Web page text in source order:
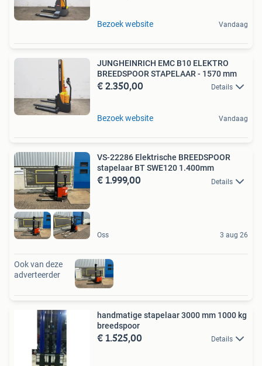
Bezoek website Vandaag
JUNGHEINRICH EMC B10 ELEKTRO
BREEDSPOOR STAPELAAR - 1570 mm
€ 2.350,00 Details
Bezoek website Vandaag
VS-22286 Elektrische BREEDSPOOR
stapelaar BT SWE120 1.400mm
€ 1.999,00 Details
Oss 3 aug 26
Ook van deze
adverteerder
handmatige stapelaar 3000 mm 1000 kg
breedspoor
€ 1.525,00 Details